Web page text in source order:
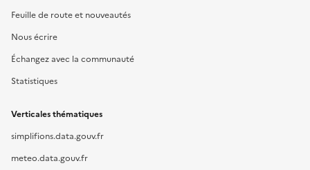
Feuille de route et nouveautés
Nous écrire
Échangez avec la communauté
Statistiques
Verticales thématiques
simplifions.data.gouv.fr
meteo.data.gouv.fr